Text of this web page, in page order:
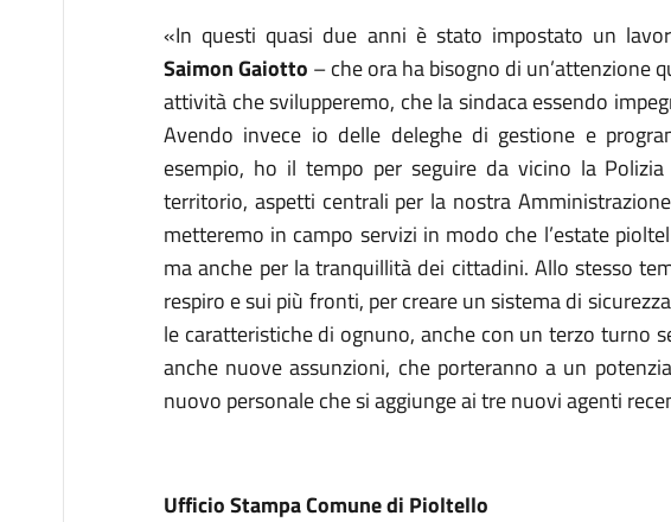
«In questi quasi due anni è stato impostato un
Saimon Gaiotto – che ora ha bisogno di un’attenzione
attività che svilupperemo, che la sindaca essendo
Avendo invece io delle deleghe di gestione e
esempio, ho il tempo per seguire da vicino la
territorio, aspetti centrali per la nostra
metteremo in campo servizi in modo che l’estate
ma anche per la tranquillità dei cittadini. Allo stesso
respiro e sui più fronti, per creare un sistema di
le caratteristiche di ognuno, anche con un terzo turno
anche nuove assunzioni, che porteranno a un
nuovo personale che si aggiunge ai tre nuovi agenti
Ufficio Stampa Comune di Pioltello